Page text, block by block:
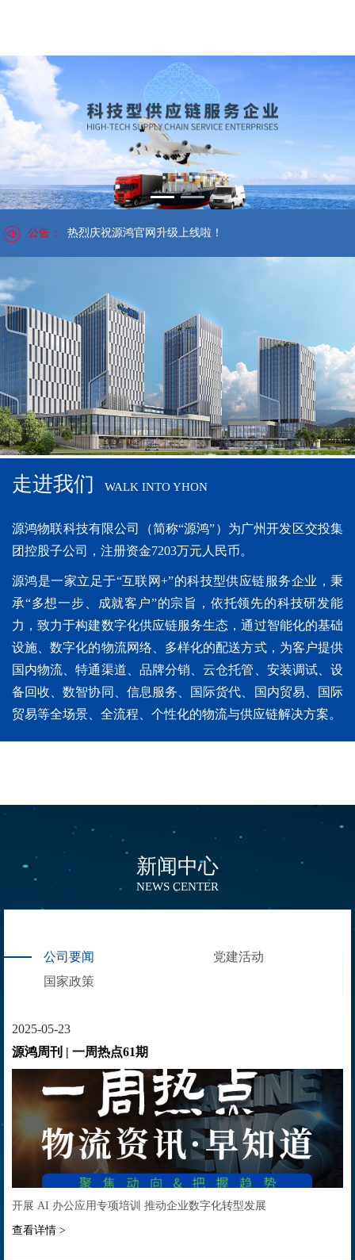
公告： 热烈庆祝源鸿官网升级上线啦！
走进我们 WALK INTO YHON
源鸿物联科技有限公司（简称“源鸿”）为广州开发区交投集
团控股子公司，注册资金7203万元人民币。
源鸿是一家立足于“互联网+”的科技型供应链服务企业，秉
承“多想一步、成就客户”的宗旨，依托领先的科技研发能
力，致力于构建数字化供应链服务生态，通过智能化的基础
设施、数字化的物流网络、多样化的配送方式，为客户提供
国内物流、特通渠道、品牌分销、云仓托管、安装调试、设
备回收、数智协同、信息服务、国际货代、国内贸易、国际
贸易等全场景、全流程、个性化的物流与供应链解决方案。
新闻中心
NEWS CENTER
公司要闻
党建活动
国家政策
2025-05-23
源鸿周刊 | 一周热点61期
开展 AI 办公应用专项培训 推动企业数字化转型发展
查看详情 >